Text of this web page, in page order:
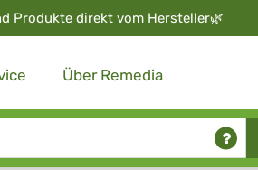
Produkte direkt vom Hersteller🌿
Über Remedia